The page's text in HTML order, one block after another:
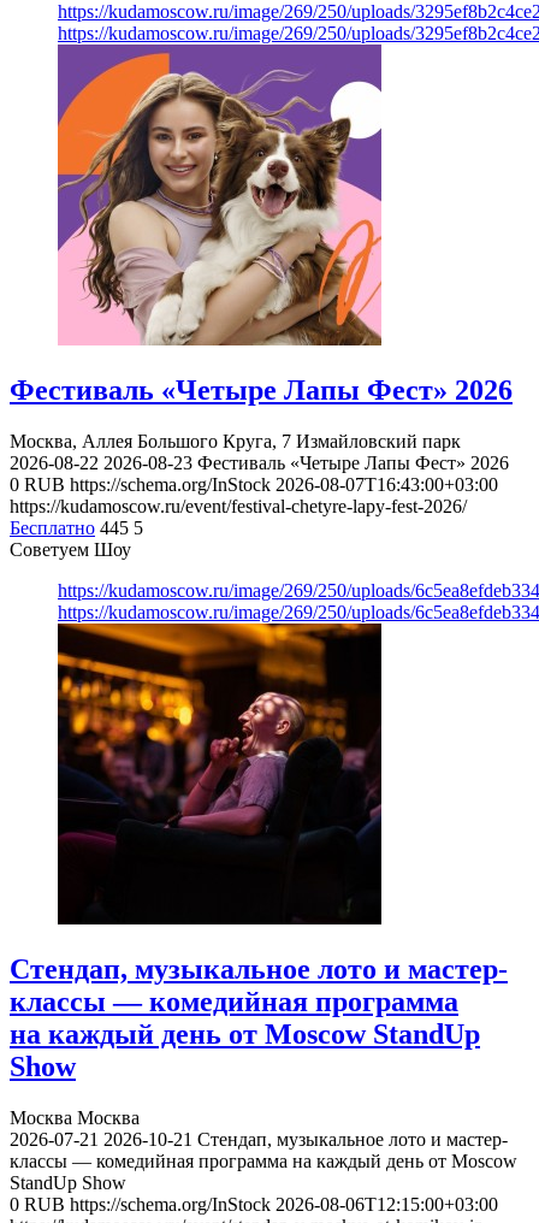
https://kudamoscow.ru/image/269/250/uploads/
https://kudamoscow.ru/image/269/250/uploads/
Фестиваль «Четыре Лапы Фест» 2026
Москва, Аллея Большого Круга, 7 Измайловский парк
2026-08-22 2026-08-23 Фестиваль «Четыре Лапы Фест» 2026
0 RUB https://schema.org/InStock 2026-08-07T16:43:00+03:00
https://kudamoscow.ru/event/festival-chetyre-lapy-fest-2026/
Бесплатно 445 5
Советуем Шоу
https://kudamoscow.ru/image/269/250/uploads/
https://kudamoscow.ru/image/269/250/uploads/
Стендап, музыкальное лото и мастер-
классы — комедийная программа
на каждый день от Moscow StandUp
Show
Москва Москва
2026-07-21 2026-10-21 Стендап, музыкальное лото и мастер-
классы — комедийная программа на каждый день от Moscow
StandUp Show
0 RUB https://schema.org/InStock 2026-08-06T12:15:00+03:00